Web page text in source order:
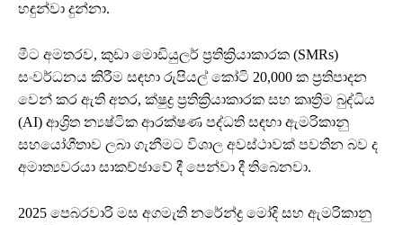
හඳුන්වා දුන්නා.
මීට අමතරව, කුඩා මොඩියුලර් ප්‍රතික්‍රියාකාරක (SMRs)
සංවර්ධනය කිරීම සඳහා රුපියල් කෝටි 20,000 ක ප්‍රතිපාදන
වෙන් කර ඇති අතර, ක්ෂුද්‍ර ප්‍රතික්‍රියාකාරක සහ කෘත්‍රිම බුද්ධිය
(AI) ආශ්‍රිත න්‍යෂ්ටික ආරක්ෂණ පද්ධති සඳහා ඇමරිකානු
සහයෝගීතාව ලබා ගැනීමට විශාල අවස්ථාවක් පවතින බව ද
අමාත්‍යවරයා සාකච්ඡාවේ දී පෙන්වා දී තිබෙනවා.
2025 පෙබරවාරි මස අගමැති නරේන්ද්‍ර මෝදි සහ ඇමරිකානු